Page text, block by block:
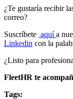
¿Te gustaría recibir
correo?
Suscríbete aquía
Linkedin con la
¿Listo para
FleetHR te
Tags: